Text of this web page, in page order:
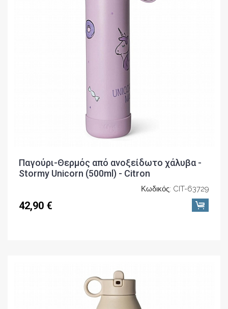
Παγούρι-Θερμός από ανοξείδωτο χάλυβα -
Stormy Unicorn (500ml) - Citron
Κωδικός: CIT-63729
42,90 €